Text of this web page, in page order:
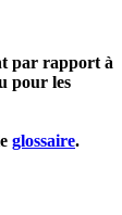
par rapport à
pour les
glossaire.